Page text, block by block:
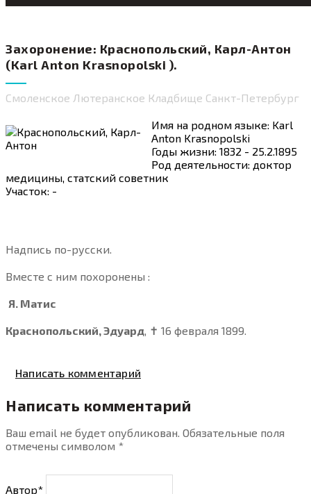
Захоронение: Краснопольский, Карл-Антон
(Karl Anton Krasnopolski ).
Смоленское Лютеранское Кладбище Санкт-Петербург
Имя на родном языке: Karl
Anton Krasnopolski
Годы жизни: 1832 - 25.2.1895
Род деятельности: доктор
медицины, статский советник
Участок: -
Надпись по-русски.
Вместе с ним похоронены :
Я. Матис
Краснопольский, Эдуард, ✝ 16 февраля 1899.
Написать комментарий
Написать комментарий
Ваш email не будет опубликован. Обязательные поля
отмечены символом *
Автор*